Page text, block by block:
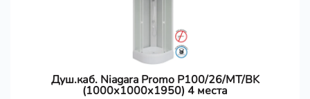
Душ.каб. Niagara Promo P100/26/MT/BK
(1000х1000х1950) 4 места